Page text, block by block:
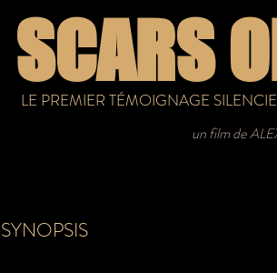
LE PREMIER TÉMOIGNAGE
SCARS
un film de
SYNOPSIS